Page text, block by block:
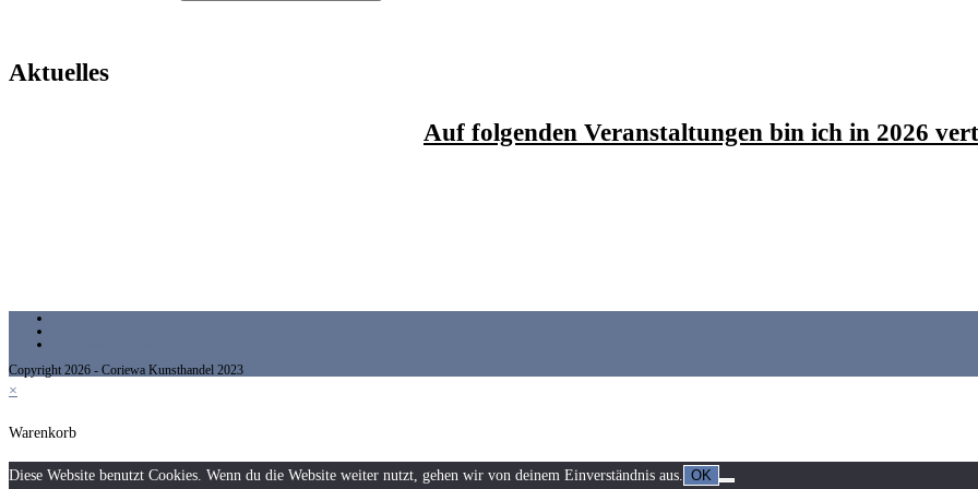
Aktuelles
Auf folgenden Veranstaltungen bin ich in 2026
Copyright 2026 - Coriewa Kunsthandel 2023
×
Warenkorb
Diese Website benutzt Cookies. Wenn du die Website weiter nutzt, gehen wir von deinem Einverständnis aus. OK